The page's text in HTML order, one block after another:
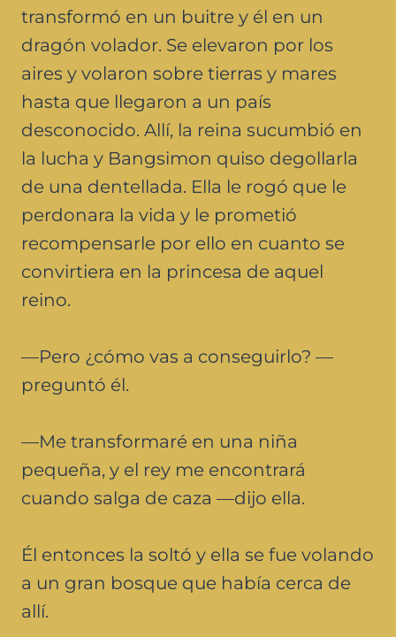
transformó en un buitre y él en un
dragón volador. Se elevaron por los
aires y volaron sobre tierras y mares
hasta que llegaron a un país
desconocido. Allí, la reina sucumbió en
la lucha y Bangsimon quiso degollarla
de una dentellada. Ella le rogó que le
perdonara la vida y le prometió
recompensarle por ello en cuanto se
convirtiera en la princesa de aquel
reino.
—Pero ¿cómo vas a conseguirlo? —
preguntó él.
—Me transformaré en una niña
pequeña, y el rey me encontrará
cuando salga de caza —dijo ella.
Él entonces la soltó y ella se fue volando
a un gran bosque que había cerca de
allí.